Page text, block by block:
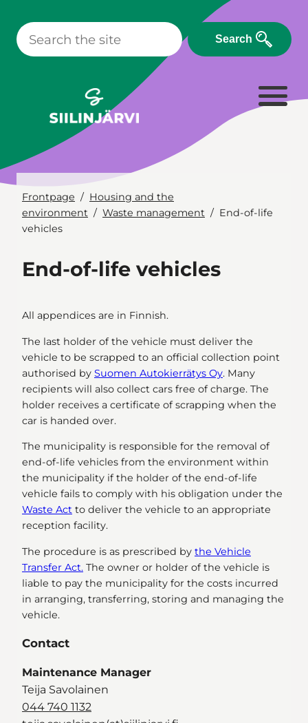
content
Search
Frontpage
Housing and the
environment
Waste management
End-of-life
vehicles
End-of-life vehicles
All appendices are in Finnish.
The last holder of the vehicle must deliver the
vehicle to be scrapped to an official collection point
authorised by Suomen Autokierrätys Oy. Many
recipients will also collect cars free of charge. The
holder receives a certificate of scrapping when the
car is handed over.
The municipality is responsible for the removal of
end-of-life vehicles from the environment within
the municipality if the holder of the end-of-life
vehicle fails to comply with his obligation under the
Waste Act to deliver the vehicle to an appropriate
reception facility.
The procedure is as prescribed by the Vehicle
Transfer Act. The owner or holder of the vehicle is
liable to pay the municipality for the costs incurred
in arranging, transferring, storing and managing the
vehicle.
Contact
Maintenance Manager
Teija Savolainen
044 740 1132